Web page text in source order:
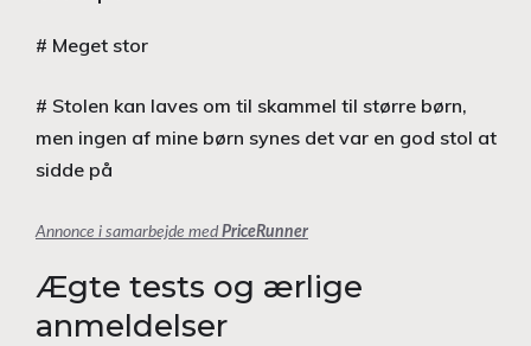
# Meget stor
# Stolen kan laves om til skammel til større børn,
men ingen af mine børn synes det var en god stol at
sidde på
Annonce i samarbejde med PriceRunner
Ægte tests og ærlige
anmeldelser